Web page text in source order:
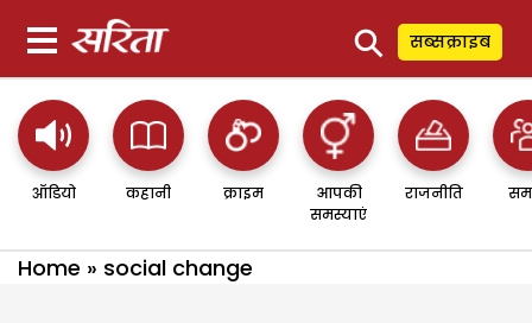
⚲ सब्सक्राइब
ऑडियो कहानी क्राइम
आपकी
समस्याएं
राजनीति
Home » social change